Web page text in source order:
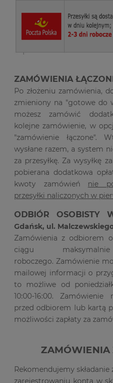
ZAMÓWIENIA
Po złożeniu zamówienia,
zmieniony na "gotowe do
możesz zamówić
kolejne zamówienie, w
"zamówienie łączone".
wysłane razem, a system
za przesyłkę. Za wysyłkę
pobierana dodatkowa
kwoty zamówień nie
przesyłki naliczonych w
ODBIÓR OSOBISTY
Gdańsk, ul. Malczewskiego
Zamówienia z odbiorem
ciągu
roboczego. Zamówienie
mailowej informacji o
to możliwe od
10:00-16:00. Zamówienie
przed odbiorem lub kartą
możliwości zapłaty za
ZAMÓWIENIA
Rekomendujemy
zarejestrowaniu konta w